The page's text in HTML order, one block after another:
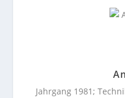
Jahrgang 1981;